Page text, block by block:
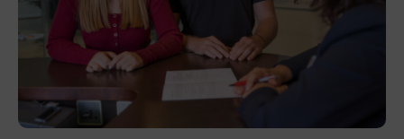
Ingenieurzertifizierung
Deutsch und Integration
Akademisches Studienzentrum
Digitales Lernen
BFI Reutte
BFI Schwaz